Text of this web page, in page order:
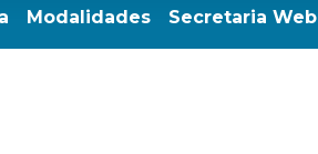
Modalidades Secretaria Web